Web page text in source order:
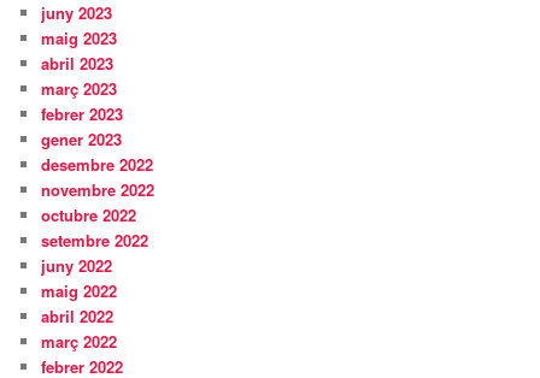
juny 2023
maig 2023
abril 2023
març 2023
febrer 2023
gener 2023
desembre 2022
novembre 2022
octubre 2022
setembre 2022
juny 2022
maig 2022
abril 2022
març 2022
febrer 2022